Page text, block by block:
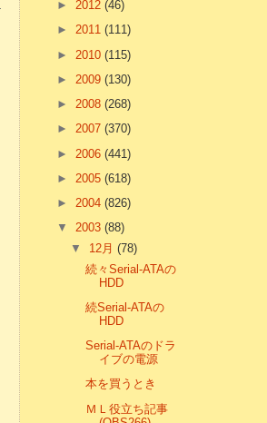
► 2012 (46)
► 2011 (111)
► 2010 (115)
► 2009 (130)
► 2008 (268)
► 2007 (370)
► 2006 (441)
► 2005 (618)
► 2004 (826)
▼ 2003 (88)
▼ 12月(78)
続々Serial-ATAの
HDD
続Serial-ATAの
HDD
Serial-ATAのドラ
イブの電源
本を買うとき
ＭＬ役立ち記事